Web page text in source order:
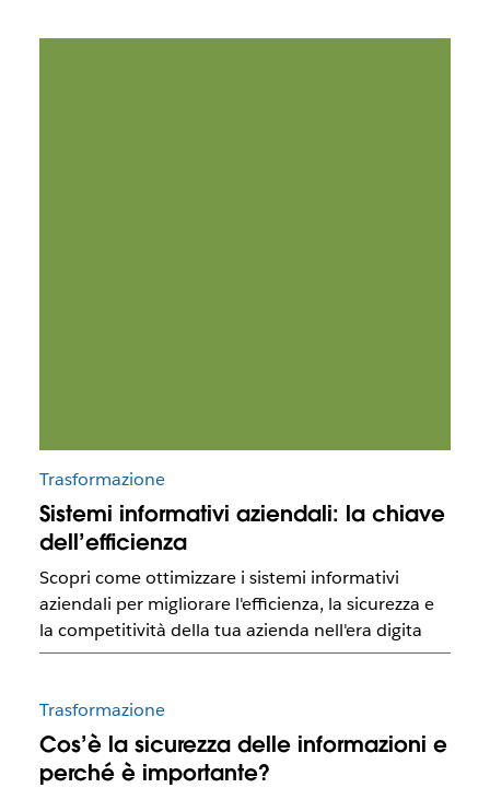
Trasformazione
Sistemi informativi aziendali: la chiave
dell’efficienza
Scopri come ottimizzare i sistemi informativi
aziendali per migliorare l'efficienza, la sicurezza e
la competitività della tua azienda nell'era digita
Trasformazione
Cos’è la sicurezza delle informazioni e
perché è importante?